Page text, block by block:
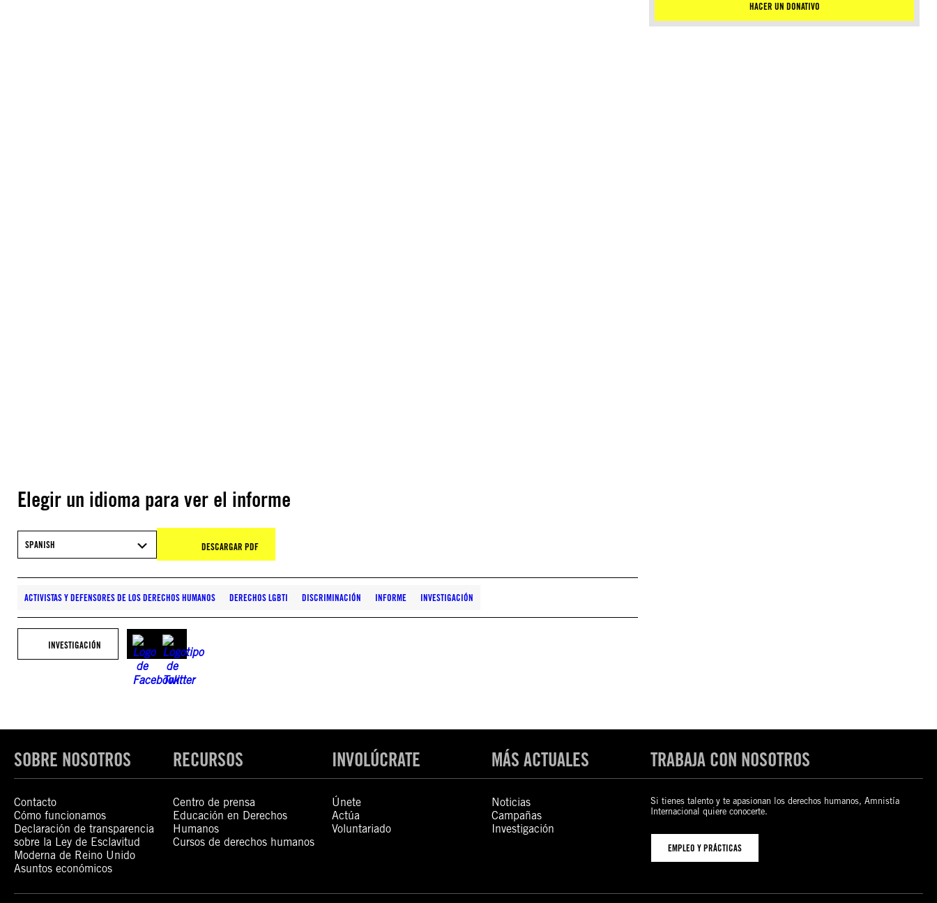
Elegir un idioma para ver el informe
SPANISH DESCARGAR PDF
ACTIVISTAS Y DEFENSORES DE LOS DERECHOS HUMANOS DERECHOS LGBTI DISCRIMINACIÓN INFORME INVESTIGACIÓN
INVESTIGACIÓN
HACER UN DONATIVO
SOBRE NOSOTROS
Contacto
Cómo funcionamos
Declaración de transparencia
sobre la Ley de Esclavitud
Moderna de Reino Unido
Asuntos económicos
RECURSOS
Centro de prensa
Educación en Derechos
Humanos
Cursos de derechos humanos
INVOLÚCRATE
Únete
Actúa
Voluntariado
MÁS ACTUALES
Noticias
Campañas
Investigación
TRABAJA CON NOSOTROS
Si tienes talento y te apasionan los derechos humanos, Amnistía
Internacional quiere conocerte.
EMPLEO Y PRÁCTICAS